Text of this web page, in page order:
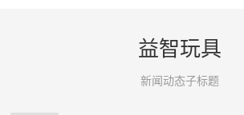
益智玩具
新闻动态子标题